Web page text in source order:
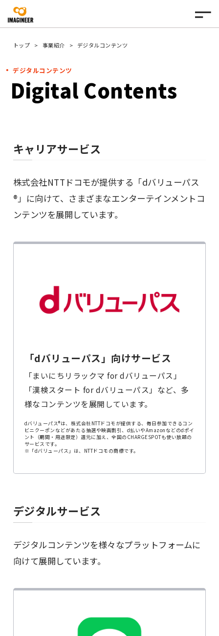
トップ 事業紹介 デジタルコンテンツ
デジタルコンテンツ
Digital Contents
キャリアサービス
株式会社NTTドコモが提供する「dバリューパス
®」に向けて、さまざまなエンターテインメントコ
ンテンツを展開しています。
「dバリューパス」向けサービス
「まいにちリラックマ for dバリューパス」
「漢検スタート for dバリューパス」など、多
様なコンテンツを展開しています。
dバリューパス®は、株式会社NTTドコモが提供する、毎日参加できるコン
ビニクーポンなどがあたる抽選や映画割引、d払いやAmazonなどのdポイ
ント（期間・用途限定）還元に加え、全国のCHARGESPOTも使い放題の
サービスです。
※「dバリューパス」は、NTTドコモの商標です。
デジタルサービス
デジタルコンテンツを様々なプラットフォームに
向けて展開しています。